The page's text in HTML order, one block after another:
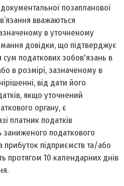
позапланової
вважаються
в уточненому
довідки, що підтверджує
сум податкових зобов'язань в
в розмірі, зазначеному в
від дати його
якщо уточнений
органу, є
платник податків
заниженого податкового
підприємств та/або
протягом 10 календарних днів